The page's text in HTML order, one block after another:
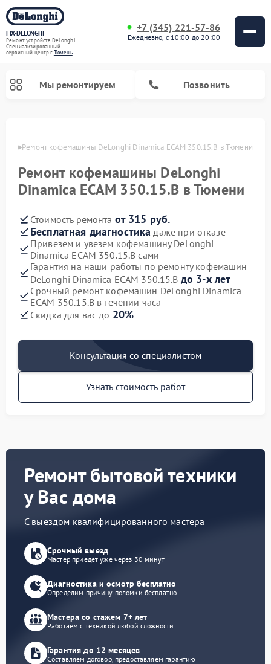
FIX-DELONGHI
Ремонт устройств DeLonghi
Специализированный
cервисный центр г.Тюмень
+7 (345) 221-57-86
Ежедневно, с 10:00 до 20:00
Мы ремонтируем Позвонить
Ремонт кофемашины DeLonghi Dinamica ECAM 350.15.B в Тюмени
Ремонт кофемашины DeLonghi
Dinamica ECAM 350.15.B в Тюмени
Стоимость ремонта от 315 руб.
Бесплатная диагностика даже при отказе
Привезем и увезем кофемашину DeLonghi
Dinamica ECAM 350.15.B сами
Гарантия на наши работы по ремонту кофемашин
DeLonghi Dinamica ECAM 350.15.B до 3-х лет
Срочный ремонт кофемашин DeLonghi Dinamica
ECAM 350.15.B в течении часа
Скидка для вас до 20%
Консультация со специалистом
Узнать стоимость работ
Ремонт бытовой техники
у Вас дома
С выездом квалифицированного мастера
Срочный выезд
Мастер приедет уже через 30 минут
Диагностика и осмотр бесплатно
Определим причину поломки бесплатно
Мастера со стажем 7+ лет
Работаем с техникой любой сложности
Гарантия до 12 месяцев
Составляем договор, предоставляем гарантию